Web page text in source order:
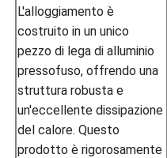
L'alloggiamento è
costruito in un unico
pezzo di lega di alluminio
pressofuso, offrendo una
struttura robusta e
un'eccellente dissipazione
del calore. Questo
prodotto è rigorosamente